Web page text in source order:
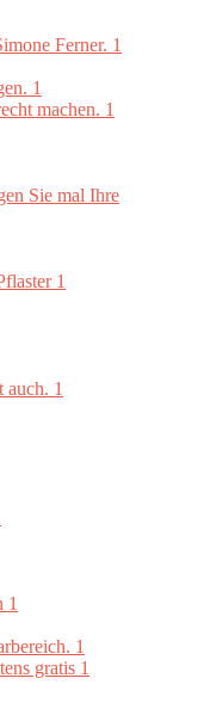
Ferner. 1
1
machen. 1
Sie mal Ihre
1
auch. 1
1
1
gratis 1